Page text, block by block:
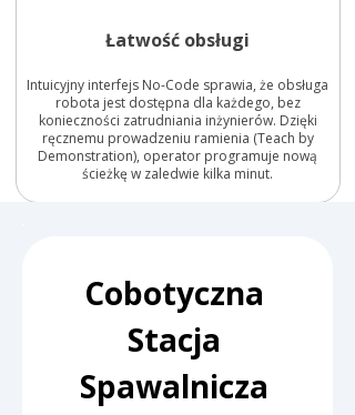
Łatwość obsługi
Intuicyjny interfejs No-Code sprawia, że obsługa
robota jest dostępna dla każdego, bez
konieczności zatrudniania inżynierów. Dzięki
ręcznemu prowadzeniu ramienia (Teach by
Demonstration), operator programuje nową
ścieżkę w zaledwie kilka minut.
Cobotyczna
Stacja
Spawalnicza